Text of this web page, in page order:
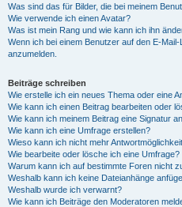
Was sind das für Bilder, die bei meinem
Wie verwende ich einen Avatar?
Was ist mein Rang und wie kann ich ihn
Wenn ich bei einem Benutzer auf den E-
anzumelden.
Beiträge schreiben
Wie erstelle ich ein neues Thema oder eine
Wie kann ich einen Beitrag bearbeiten oder
Wie kann ich meinem Beitrag eine Signatur
Wie kann ich eine Umfrage erstellen?
Wieso kann ich nicht mehr
Wie bearbeite oder lösche ich eine Umfrage?
Warum kann ich auf bestimmte Foren nicht
Weshalb kann ich keine Dateianhänge
Weshalb wurde ich verwarnt?
Wie kann ich Beiträge den Moderatoren